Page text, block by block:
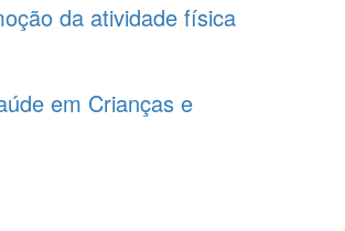
da atividade física
em Crianças e